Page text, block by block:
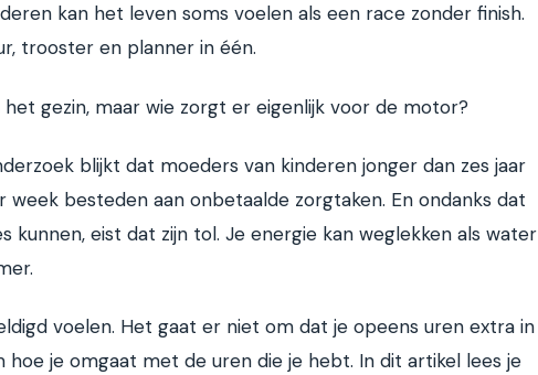
kan het leven soms voelen als een race zonder finish.
trooster en planner in één.
gezin, maar wie zorgt er eigenlijk voor de motor?
blijkt dat moeders van kinderen jonger dan zes jaar
week besteden aan onbetaalde zorgtaken. En ondanks dat
kunnen, eist dat zijn tol. Je energie kan weglekken als water
voelen. Het gaat er niet om dat je opeens uren extra in
hoe je omgaat met de uren die je hebt. In dit artikel lees je